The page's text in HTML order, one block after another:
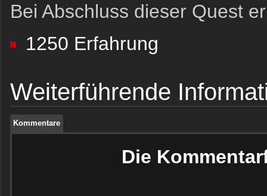
Bei Abschluss dieser Quest
1250 Erfahrung
Weiterführende
Kommentare
Kommentare
Kommentare
Die